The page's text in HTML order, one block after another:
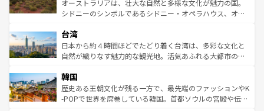
るだろう。車でのロードトリップや列車の旅も、アメリカ
情報は
文化や歴史が息づいている。「アロハスピリット」と呼ば
人々、おいしいローカルフードやハワイアンミュージッ
ク、伝統的なフラダンスなど、すべてがハワイの魅力を彩
っている。訪れるたびに新しい発見と感動が待っているハ
はコンテンツ一覧
オーストラリアは、壮大な自然と多様な文化が魅力の国。
シドニーのシンボルであるシドニー・オペラハウス、オー
リアリーフや大陸中央部にそびえるウルル（エアーズロッ
ク）、タスマニアの美しい原生林やケアンズの熱帯雨林な
ど、見どころがたくさん。また、カフェやワイン、オージ
いる。アクティビティも充実しており、サーフィンやダイ
ビング、ハイキングなど、アウトドア好きにはたまらな
い。オーストラリアの多彩な魅力を存分に味わいつくそ
台湾
日本から約４時間ほどでたどり着く台湾は、多彩な文化と
自然が織りなす魅力的な観光地。活気あふれる大都市の台
ン）、静ひつな山岳地帯である台湾東部など、都市の喧騒
と山間の静けさが共存しており、訪れる人に新しい発見と
驚きをもたらしてくれる。また、奥深い台湾の食文化も魅
韓国
歴史ある王朝文化が残る一方で、最先端のファッションやK
-POPで世界を席巻している韓国。首都ソウルの宮殿や伝統